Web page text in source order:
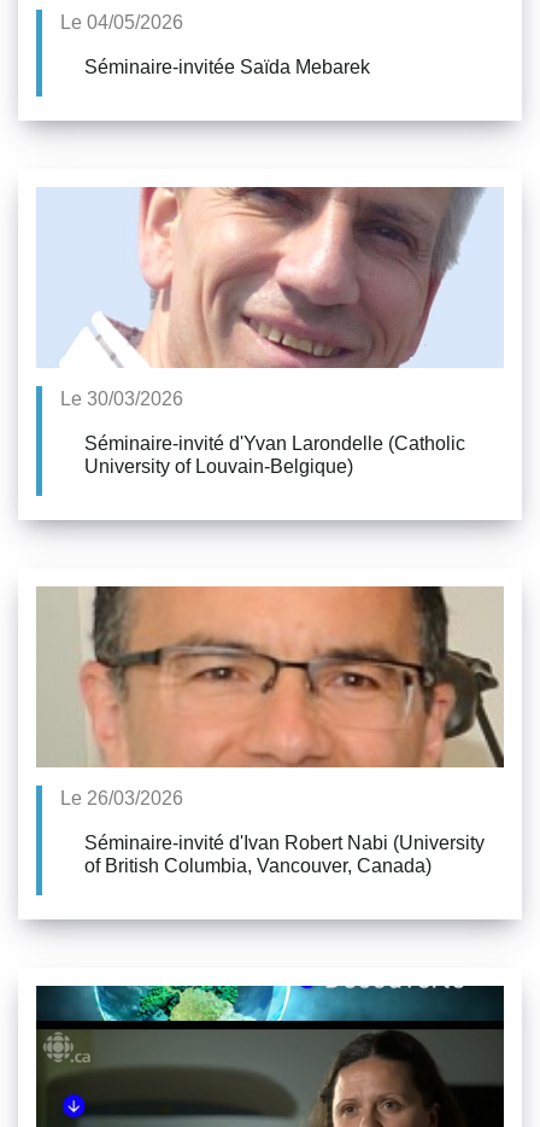
Le 04/05/2026
Séminaire-invitée Saïda Mebarek
Le 30/03/2026
Séminaire-invité d'Yvan Larondelle (Catholic
University of Louvain-Belgique)
Le 26/03/2026
Séminaire-invité d'Ivan Robert Nabi (University
of British Columbia, Vancouver, Canada)